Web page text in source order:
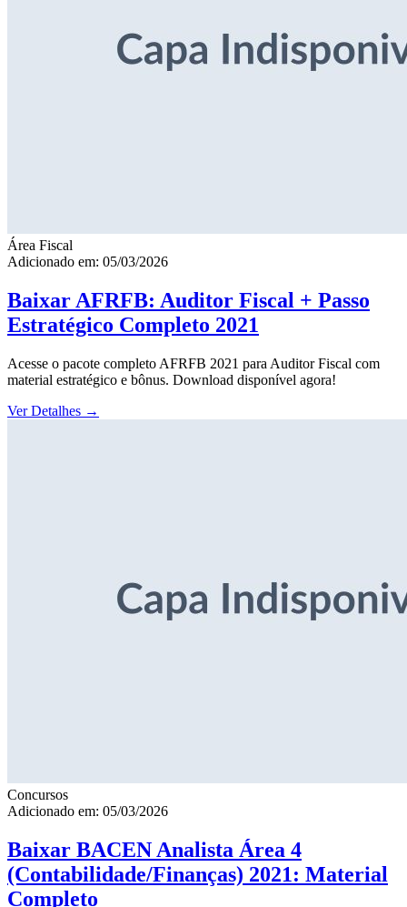
Área Fiscal
Adicionado em: 05/03/2026
Baixar AFRFB: Auditor Fiscal + Passo
Estratégico Completo 2021
Acesse o pacote completo AFRFB 2021 para Auditor Fiscal com
material estratégico e bônus. Download disponível agora!
Ver Detalhes →
Concursos
Adicionado em: 05/03/2026
Baixar BACEN Analista Área 4
(Contabilidade/Finanças) 2021: Material
Completo